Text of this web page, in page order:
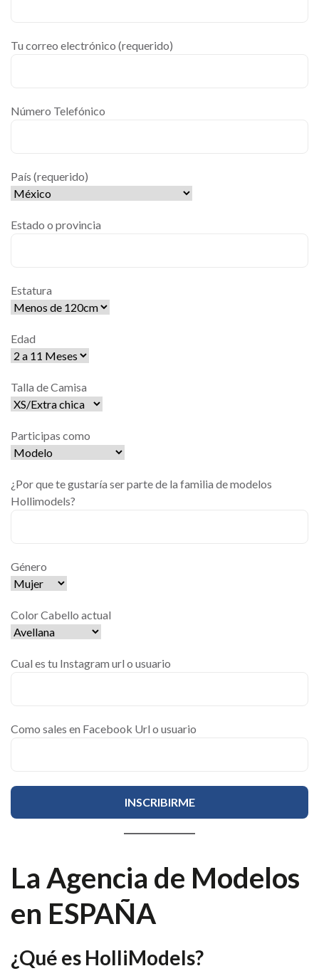
Tu correo electrónico (requerido)
Número Telefónico
País (requerido)
Estado o provincia
Estatura
Edad
Talla de Camisa
Participas como
¿Por que te gustaría ser parte de la familia de modelos
Hollimodels?
Género
Color Cabello actual
Cual es tu Instagram url o usuario
Como sales en Facebook Url o usuario
La Agencia de Modelos
en ESPAÑA
¿Qué es HolliModels?